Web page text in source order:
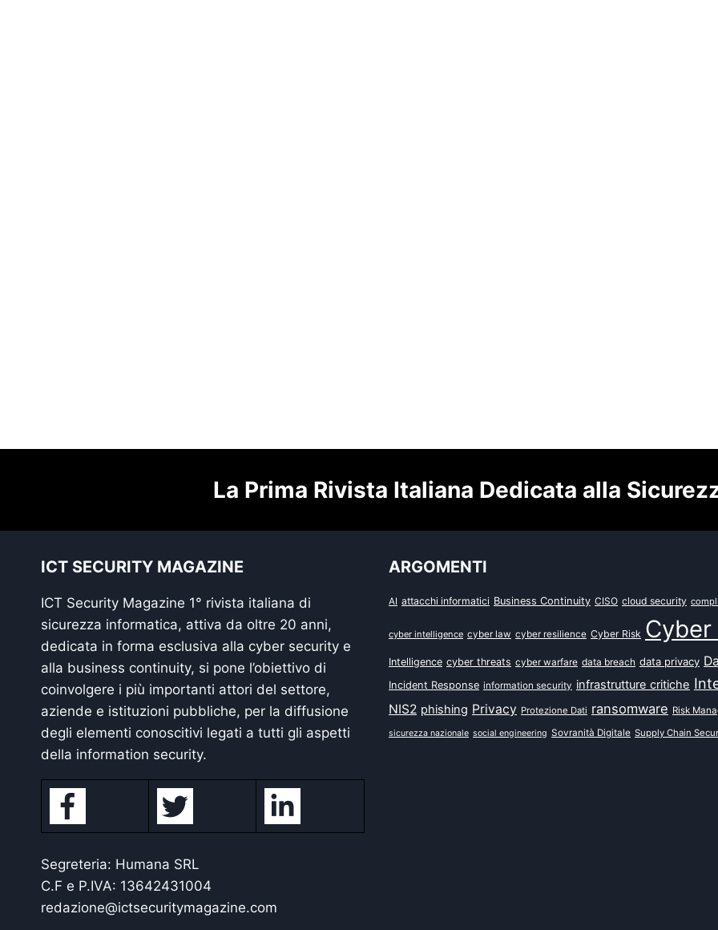
La Prima Rivista Italiana Dedicata alla
ICT SECURITY MAGAZINE
ICT Security Magazine 1° rivista italiana di
sicurezza informatica, attiva da oltre 20 anni,
dedicata in forma esclusiva alla cyber security e
alla business continuity, si pone l’obiettivo di
coinvolgere i più importanti attori del settore,
aziende e istituzioni pubbliche, per la diffusione
degli elementi conoscitivi legati a tutti gli aspetti
della information security.
Segreteria: Humana SRL
C.F e P.IVA: 13642431004
redazione@ictsecuritymagazine.com
ARGOMENTI
AI attacchi informatici Business Continuity CISO cloud security
cyber intelligence cyber law cyber resilience Cyber Risk
Intelligence cyber threats cyber warfare data breach data privacy
Incident Response information security infrastrutture critiche
NIS2 phishing Privacy Protezione Dati ransomware Risk
sicurezza nazionale social engineering Sovranità Digitale Supply Chain